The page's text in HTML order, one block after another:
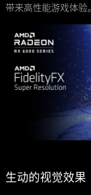
带来高性能游戏体验。
生动的视觉效果